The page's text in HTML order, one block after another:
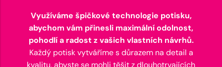
Využíváme špičkové technologie potisku,
abychom vám přinesli maximální odolnost,
pohodlí a radost z vašich vlastních návrhů.
Každý potisk vytváříme s důrazem na detail a
kvalitu, abyste se mohli těšit z dlouhotrvajících